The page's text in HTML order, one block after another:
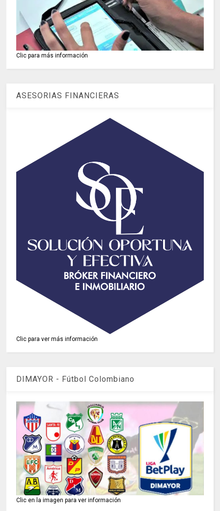
Clic para más información
ASESORIAS FINANCIERAS
Clic para ver más información
DIMAYOR - Fútbol Colombiano
Clic en la imagen para ver información